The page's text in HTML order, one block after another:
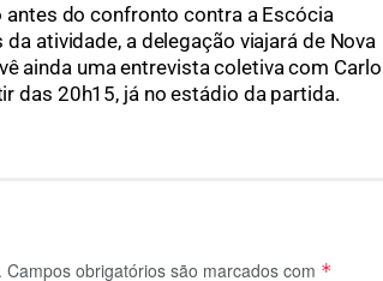
do confronto contra a Escócia
atividade, a delegação viajará de Nova
ainda uma entrevista coletiva com Carlo
das 20h15, já no estádio da partida.
Campos obrigatórios são marcados com *